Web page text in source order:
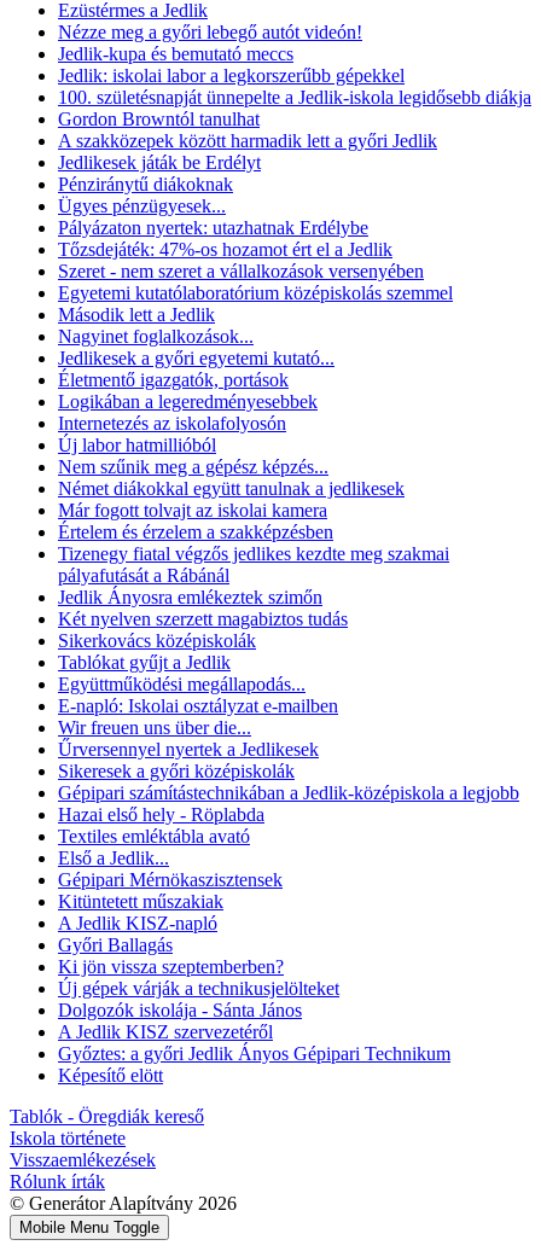
Ezüstérmes a Jedlik
Nézze meg a győri lebegő autót videón!
Jedlik-kupa és bemutató meccs
Jedlik: iskolai labor a legkorszerűbb gépekkel
100. születésnapját ünnepelte a Jedlik-iskola legidősebb diákja
Gordon Browntól tanulhat
A szakközepek között harmadik lett a győri Jedlik
Jedlikesek játák be Erdélyt
Pénziránytű diákoknak
Ügyes pénzügyesek...
Pályázaton nyertek: utazhatnak Erdélybe
Tőzsdejáték: 47%-os hozamot ért el a Jedlik
Szeret - nem szeret a vállalkozások versenyében
Egyetemi kutatólaboratórium középiskolás szemmel
Második lett a Jedlik
Nagyinet foglalkozások...
Jedlikesek a győri egyetemi kutató...
Életmentő igazgatók, portások
Logikában a legeredményesebbek
Internetezés az iskolafolyosón
Új labor hatmillióból
Nem szűnik meg a gépész képzés...
Német diákokkal együtt tanulnak a jedlikesek
Már fogott tolvajt az iskolai kamera
Értelem és érzelem a szakképzésben
Tizenegy fiatal végzős jedlikes kezdte meg szakmai
pályafutását a Rábánál
Jedlik Ányosra emlékeztek szimőn
Két nyelven szerzett magabiztos tudás
Sikerkovács középiskolák
Tablókat gyűjt a Jedlik
Együttműködési megállapodás...
E-napló: Iskolai osztályzat e-mailben
Wir freuen uns über die...
Űrversennyel nyertek a Jedlikesek
Sikeresek a győri középiskolák
Gépipari számítástechnikában a Jedlik-középiskola a legjobb
Hazai első hely - Röplabda
Textiles emléktábla avató
Első a Jedlik...
Gépipari Mérnökaszisztensek
Kitüntetett műszakiak
A Jedlik KISZ-napló
Győri Ballagás
Ki jön vissza szeptemberben?
Új gépek várják a technikusjelölteket
Dolgozók iskolája - Sánta János
A Jedlik KISZ szervezetéről
Győztes: a győri Jedlik Ányos Gépipari Technikum
Képesítő elött
Tablók - Öregdiák kereső
Iskola története
Visszaemlékezések
Rólunk írták
© Generátor Alapítvány 2026
Mobile Menu Toggle